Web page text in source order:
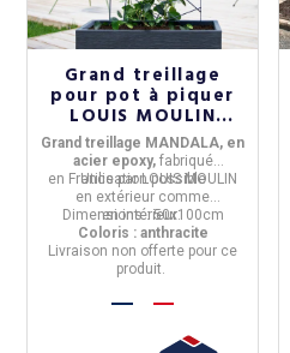
Grand treillage
pour pot à piquer
LOUIS MOULIN
Mandala 55x100cm
anthracite
Grand treillage MANDALA, en
acier epoxy, fabriqué
en FranceparLOUIS MOULIN
Utilisation possible
en extérieur comme
enintérieur.
Dimensions :50x100cm
Coloris : anthracite
Livraison non offerte pour ce
produit.